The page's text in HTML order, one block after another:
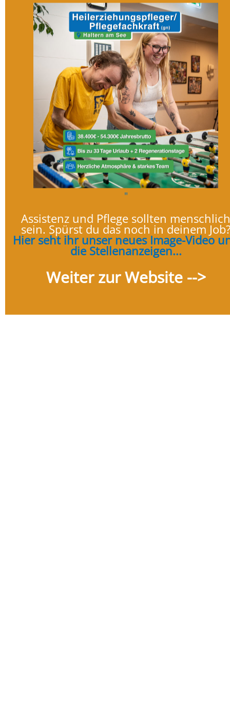
"
Assistenz und Pflege sollten menschlich
sein. Spürst du das noch in deinem
Hier seht ihr unser neues Image-Video
die Stellenanzeigen...
Weiter zur Website -->